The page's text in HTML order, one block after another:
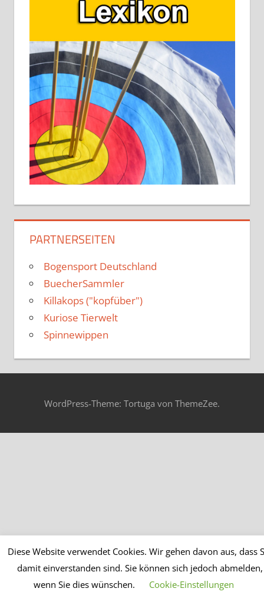
PARTNERSEITEN
Bogensport Deutschland
BuecherSammler
Killakops ("kopfüber")
Kuriose Tierwelt
Spinnewippen
WordPress-Theme: Tortuga von ThemeZee.
Diese Website verwendet Cookies. Wir gehen davon aus, dass
damit einverstanden sind. Sie können sich jedoch abmelden,
wenn Sie dies wünschen.
Cookie-Einstellungen